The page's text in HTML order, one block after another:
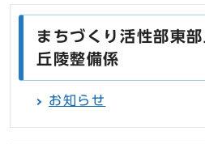
まちづくり活性部東
丘陵整備係
お知らせ